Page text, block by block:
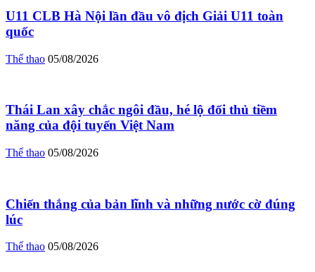
U11 CLB Hà Nội lần đầu vô địch Giải U11 toàn
quốc
Thể thao 05/08/2026
Thái Lan xây chắc ngôi đầu, hé lộ đối thủ tiềm
năng của đội tuyển Việt Nam
Thể thao 05/08/2026
Chiến thắng của bản lĩnh và những nước cờ đúng
lúc
Thể thao 05/08/2026